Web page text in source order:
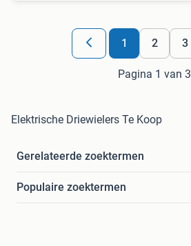
1 2 3
Pagina 1 van 3
Elektrische Driewielers Te Koop
Gerelateerde zoektermen
Populaire zoektermen